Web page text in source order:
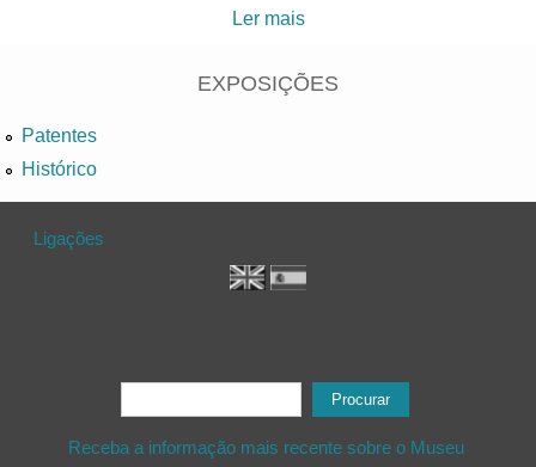
Ler mais
arte contemporânea da
EXPOSIÇÕES
Patentes
Histórico
Ligações
Formulário de procura
Receba a informação mais recente sobre o Museu